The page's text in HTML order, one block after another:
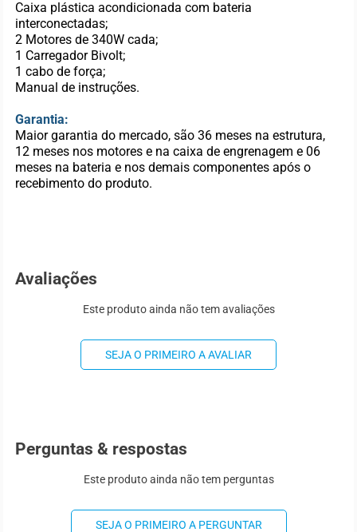
Caixa plástica acondicionada com bateria
interconectadas;
2 Motores de 340W cada;
1 Carregador Bivolt;
1 cabo de força;
Manual de instruções.
Garantia:
Maior garantia do mercado, são 36 meses na estrutura,
12 meses nos motores e na caixa de engrenagem e 06
meses na bateria e nos demais componentes após o
recebimento do produto.
Avaliações
Este produto ainda não tem avaliações
SEJA O PRIMEIRO A AVALIAR
Perguntas & respostas
Este produto ainda não tem perguntas
SEJA O PRIMEIRO A PERGUNTAR